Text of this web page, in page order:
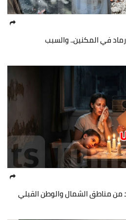
في المكنين.. والسبب
من مناطق الشمال والوطن القبلي